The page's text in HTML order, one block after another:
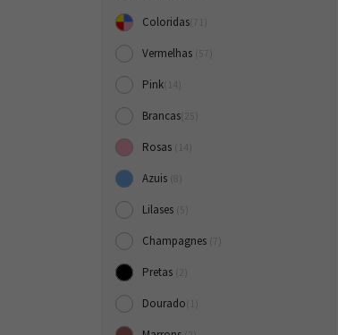
Coloridas
Vermelhas
Pink
Brancas
Rosas
Azuis
Lilases
Champagnes
Pretas
Dourado